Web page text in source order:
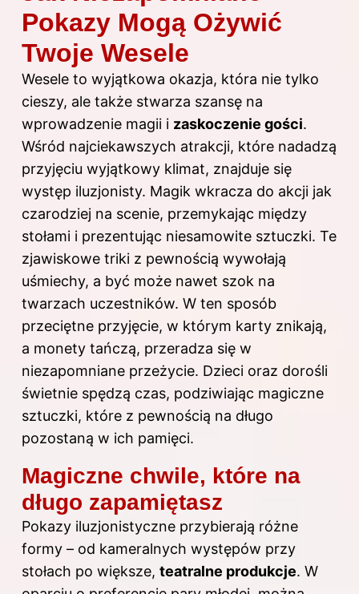
Pokazy Mogą Ożywić
Twoje Wesele
Wesele to wyjątkowa okazja, która nie tylko
cieszy, ale także stwarza szansę na
wprowadzenie magii i zaskoczenie gości.
Wśród najciekawszych atrakcji, które nadadzą
przyjęciu wyjątkowy klimat, znajduje się
występ iluzjonisty. Magik wkracza do akcji jak
czarodziej na scenie, przemykając między
stołami i prezentując niesamowite sztuczki. Te
zjawiskowe triki z pewnością wywołają
uśmiechy, a być może nawet szok na
twarzach uczestników. W ten sposób
przeciętne przyjęcie, w którym karty znikają,
a monety tańczą, przeradza się w
niezapomniane przeżycie. Dzieci oraz dorośli
świetnie spędzą czas, podziwiając magiczne
sztuczki, które z pewnością na długo
pozostaną w ich pamięci.
Magiczne chwile, które na
długo zapamiętasz
Pokazy iluzjonistyczne przybierają różne
formy – od kameralnych występów przy
stołach po większe, teatralne produkcje. W